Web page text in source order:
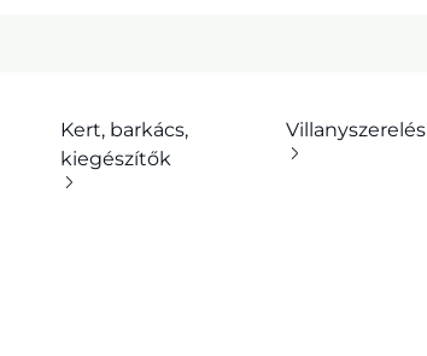
Kert, barkács,
kiegészítők
Villanyszerelés